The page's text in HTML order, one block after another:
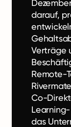
darauf,
Verträge
Remote-
Co-
das